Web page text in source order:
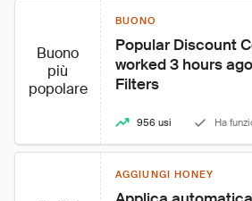
Buono
più
popolare
BUONO
Popular Discount
worked 3 hours
Filters
956 usi Ha
AGGIUNGI HONEY